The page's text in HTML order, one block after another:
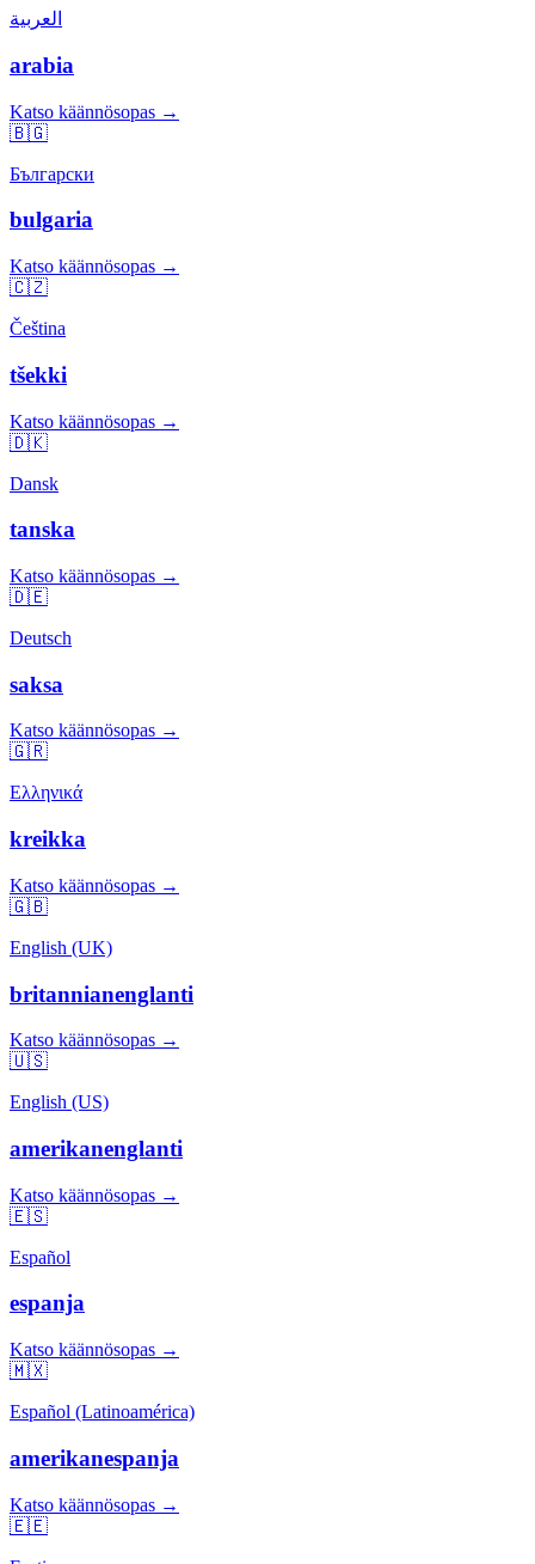
العربية
arabia
Katso käännösopas →
🇧🇬
Български
bulgaria
Katso käännösopas →
🇨🇿
Čeština
tšekki
Katso käännösopas →
🇩🇰
Dansk
tanska
Katso käännösopas →
🇩🇪
Deutsch
saksa
Katso käännösopas →
🇬🇷
Ελληνικά
kreikka
Katso käännösopas →
🇬🇧
English (UK)
britannianenglanti
Katso käännösopas →
🇺🇸
English (US)
amerikanenglanti
Katso käännösopas →
🇪🇸
Español
espanja
Katso käännösopas →
🇲🇽
Español (Latinoamérica)
amerikanespanja
Katso käännösopas →
🇪🇪